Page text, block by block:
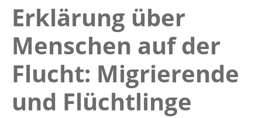
Erklärung über
Menschen auf der
Flucht: Migrierende
und Flüchtlinge